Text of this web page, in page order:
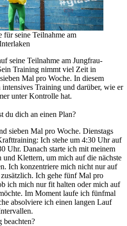
für seine Teilnahme am
seine Teilnahme am Jungfrau-
Training nimmt viel Zeit in
Mal pro Woche. In diesem
Training und darüber, wie er
unter Kontrolle hat.
du dich an einen Plan?
sieben Mal pro Woche. Dienstags
Ich stehe um 4:30 Uhr auf
Uhr. Danach starte ich mit meinem
und Klettern, um mich auf die nächste
Ich konzentriere mich nicht nur auf
Ich gehe fünf Mal pro
ich mich nur fit halten oder mich auf
Im Moment laufe ich fünfmal
absolviere ich einen langen Lauf
beachten?